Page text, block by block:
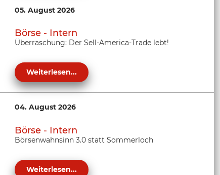
05. August 2026
Börse - Intern
Überraschung: Der Sell-America-Trade lebt!
Weiterlesen...
04. August 2026
Börse - Intern
Börsenwahnsinn 3.0 statt Sommerloch
Weiterlesen...